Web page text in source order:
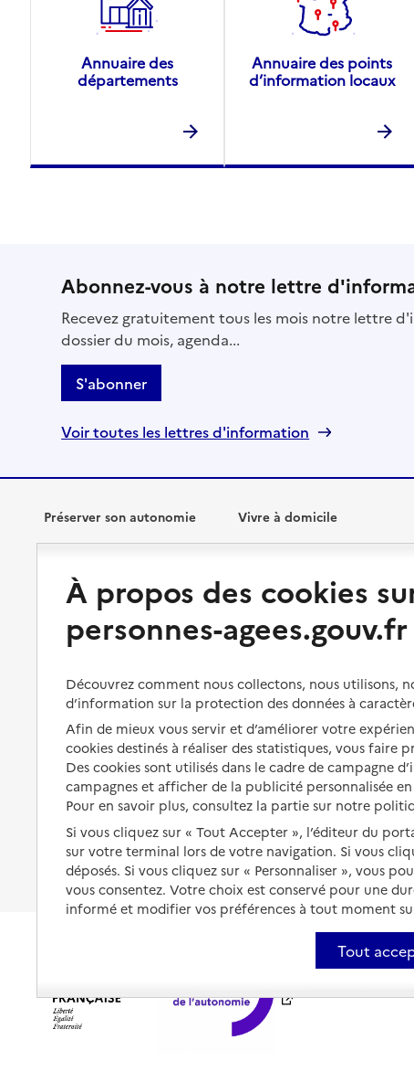
Annuaire des
départements
Annuaire des points
d’information locaux
Abonnez-vous à notre lettre
Recevez gratuitement tous les mois notre lettre
dossier du mois, agenda...
S'abonner
Voir toutes les lettres d'information
Préserver son autonomie
et droits
s'équiper
santé
Organiser à l'avance sa propre
protection
Les mesures de protection
Les obligations de la famille
À qui s’adresser ?
Les politiques du grand âge
Vivre à domicile
Bénéficier de soins à domicile
Aides financières
Partager son logement
Vivre à domicile avec une
maladie ou un handicap
Être hospitalisé
Fin de vie à domicile
À propos des cookies
personnes-agees.gouv.fr
Découvrez comment nous collectons, nous utilisons,
d’information sur la protection des données à
Afin de mieux vous servir et d’améliorer votre
cookies destinés à réaliser des statistiques, vous
Des cookies sont utilisés dans le cadre de campagne
campagnes et afficher de la publicité personnalisée
Pour en savoir plus, consultez la partie sur notre
Si vous cliquez sur « Tout Accepter », l’éditeur du
sur votre terminal lors de votre navigation. Si vous
déposés. Si vous cliquez sur « Personnaliser », vous
vous consentez. Votre choix est conservé pour une
informé et modifier vos préférences à tout moment
Tout